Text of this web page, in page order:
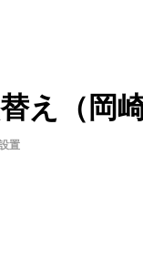
え（岡崎
置